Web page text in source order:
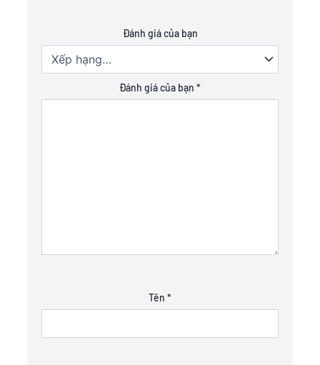
Đánh giá của bạn
Đánh giá của bạn *
Tên *